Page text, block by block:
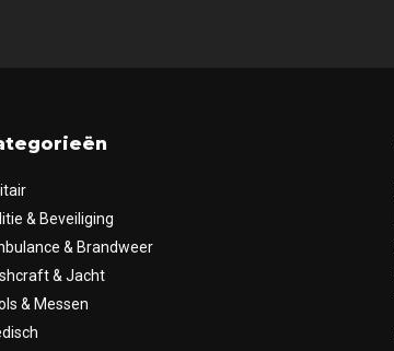
& Beveiliging
& Brandweer
& Jacht
& Messen